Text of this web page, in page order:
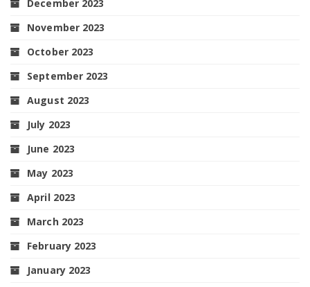
December 2023
November 2023
October 2023
September 2023
August 2023
July 2023
June 2023
May 2023
April 2023
March 2023
February 2023
January 2023